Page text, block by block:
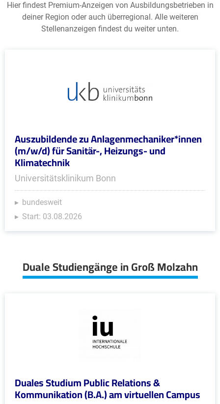
Hier findest Premium-Anzeigen von Ausbildungsbetrieben in
deiner Region oder auch überregional. Alle weiteren
Stellenanzeigen findest du weiter unten.
Auszubildende zu Anlagenmechaniker*innen
(m/w/d) für Sanitär-, Heizungs- und
Klimatechnik
Universitätsklinikum Bonn
bundesweit
Start: 03.08.2026
Duale Studiengänge in Groß Molzahn
Duales Studium Public Relations &
Kommunikation (B.A.) am virtuellen Campus